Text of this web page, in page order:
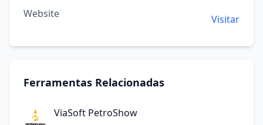
Website
Visitar
Ferramentas Relacionadas
ViaSoft PetroShow